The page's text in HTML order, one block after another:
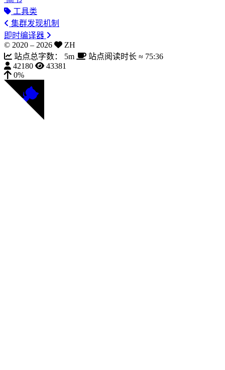
工具类
集群发现机制
即时编译器
© 2020 – 2026
ZH
站点总字数：
5m 站点阅读时长 ≈ 75:36
42180
43381
0%